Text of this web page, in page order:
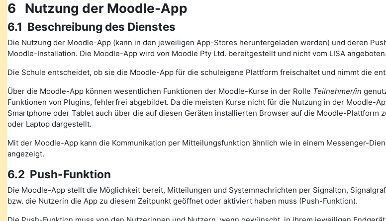
6 Nutzung der Moodle-App
6.1 Beschreibung des Dienstes
Die Nutzung der Moodle-App (kann in den jeweiligen App-Stores heruntergeladen werden) und deren
Moodle-Installation. Die Moodle-App wird von Moodle Pty Ltd. bereitgestellt und nicht vom LISA angeboten.
Die Schule entscheidet, ob sie die Moodle-App für die schuleigene Plattform freischaltet und nimmt die
Über die Moodle-App können wesentlichen Funktionen der Moodle-Kurse in der Rolle Teilnehmer/in
Funktionen von Plugins, fehlerfrei abgebildet. Da die meisten Kurse nicht für die Nutzung in der Moodle-
Smartphone oder Tablet auch über die auf diesen Geräten installierten Browser auf die Moodle-
oder Laptop dargestellt.
Mit der Moodle-App kann die Kommunikation per Mitteilungsfunktion ähnlich wie in einem Messenger-
angezeigt.
6.2 Push-Funktion
Die Moodle-App stellt die Möglichkeit bereit, Mitteilungen und Systemnachrichten per Signalton,
bzw. die Nutzerin die App zu diesem Zeitpunkt geöffnet oder aktiviert haben muss (Push-Funktion).